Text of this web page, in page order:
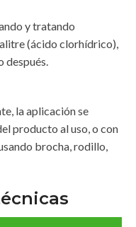
y tratando
(ácido clorhídrico),
después.
la aplicación se
producto al uso, o con
brocha, rodillo,